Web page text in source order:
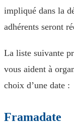
impliqué dans la
adhérents seront
La liste suivante
vous aident à
choix d’une date :
Framadate